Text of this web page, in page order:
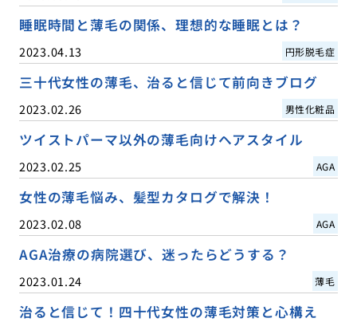
睡眠時間と薄毛の関係、理想的な睡眠とは？
2023.04.13 円形脱毛症
三十代女性の薄毛、治ると信じて前向きブログ
2023.02.26 男性化粧品
ツイストパーマ以外の薄毛向けヘアスタイル
2023.02.25 AGA
女性の薄毛悩み、髪型カタログで解決！
2023.02.08 AGA
AGA治療の病院選び、迷ったらどうする？
2023.01.24 薄毛
治ると信じて！四十代女性の薄毛対策と心構え